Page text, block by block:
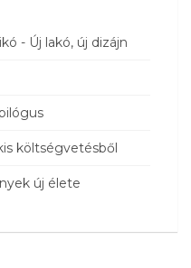
- Új lakó, új dizájn
költségvetésből
új élete